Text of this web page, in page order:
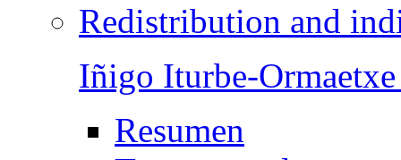
Redistribution and
Iñigo Iturbe-
Resumen